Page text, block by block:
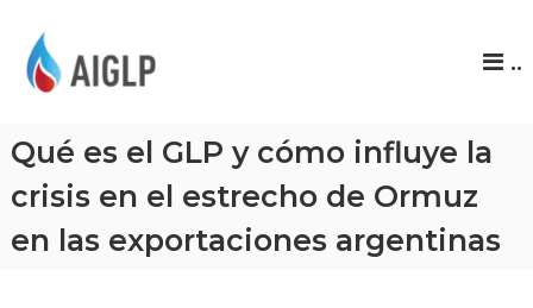
..
Qué es el GLP y cómo influye la
crisis en el estrecho de Ormuz
en las exportaciones argentinas